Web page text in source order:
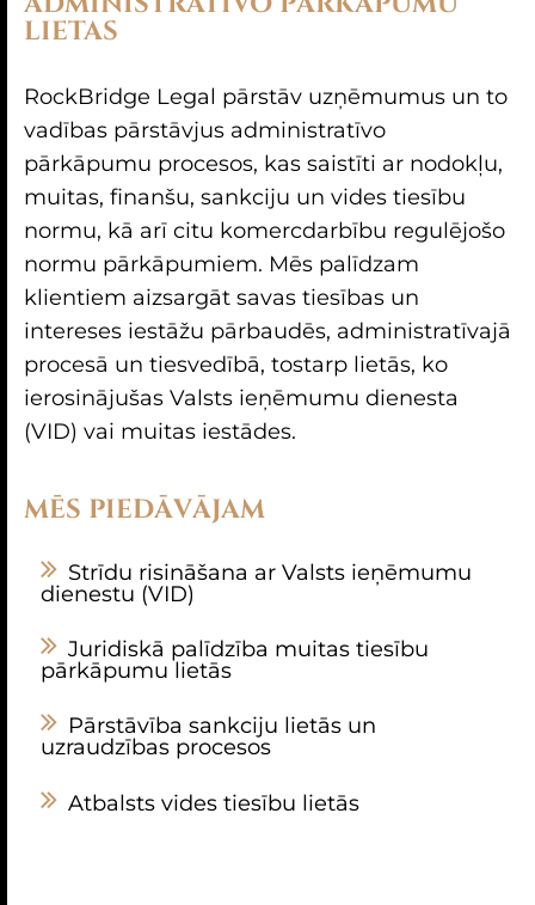
LIETAS
RockBridge Legal pārstāv uzņēmumus un to
vadības pārstāvjus administratīvo
pārkāpumu procesos, kas saistīti ar nodokļu,
muitas, finanšu, sankciju un vides tiesību
normu, kā arī citu komercdarbību regulējošo
normu pārkāpumiem. Mēs palīdzam
klientiem aizsargāt savas tiesības un
intereses iestāžu pārbaudēs, administratīvajā
procesā un tiesvedībā, tostarp lietās, ko
ierosinājušas Valsts ieņēmumu dienesta
(VID) vai muitas iestādes.
MĒS PIEDĀVĀJAM
Strīdu risināšana ar Valsts ieņēmumu
dienestu (VID)
Juridiskā palīdzība muitas tiesību
pārkāpumu lietās
Pārstāvība sankciju lietās un
uzraudzības procesos
Atbalsts vides tiesību lietās